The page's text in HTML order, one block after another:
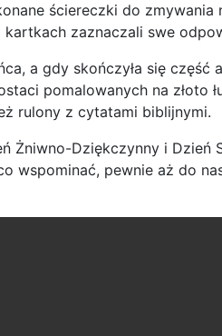
ściereczki do zmywania
zaznaczali swe
a gdy skończyła się część
pomalowanych na złoto
rulony z cytatami biblijnymi.
Żniwno-Dziękczynny i Dzień
wspominać, pewnie aż do